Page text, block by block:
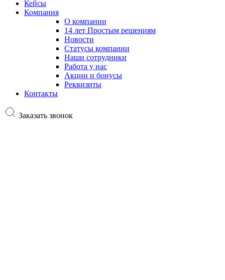
Кейсы
Компания
О компании
14 лет Простым решениям
Новости
Статусы компании
Наши сотрудники
Работа у нас
Акции и бонусы
Реквизиты
Контакты
Заказать звонок